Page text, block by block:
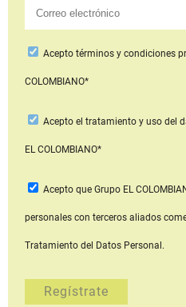
Aceptotérminos y condiciones
COLOMBIANO*
Acepto el tratamiento y uso del
EL COLOMBIANO*
Acepto que Grupo EL
personales con terceros aliados
Tratamiento del Datos Personal.